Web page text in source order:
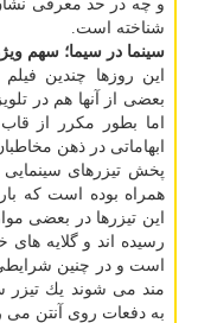
و چه در حد معرفی
شناخته است.
سینما در سیما؛ سهم
این روزها چندین
بعضی از آنها هم در
اما بطور مكرر از
ابهاماتی در ذهن
پخش تیزرهای سینمایی
همراه بوده است كه
این تیزرها در بعضی
رسیده اند و گلایه های
است و در چنین شرایطی
مند می شوند یك تیزر
به دفعات روی آنتن می